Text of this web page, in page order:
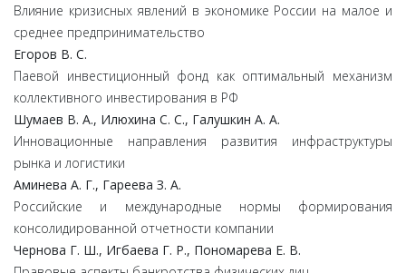
Влияние кризисных явлений в экономике России на малое и
среднее предпринимательство
Егоров В. С.
Паевой инвестиционный фонд как оптимальный механизм
коллективного инвестирования в РФ
Шумаев В. А., Илюхина С. С., Галушкин А. А.
Инновационные направления развития инфраструктуры
рынка и логистики
Аминева А. Г., Гареева З. А.
Российские и международные нормы формирования
консолидированной отчетности компании
Чернова Г. Ш., Игбаева Г. Р., Пономарева Е. В.